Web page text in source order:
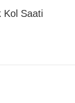
Kol Saati